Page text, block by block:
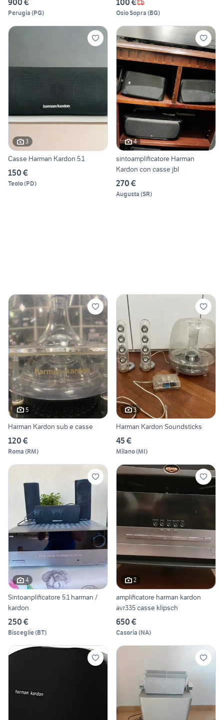
900 €
Perugia (PG)
100 €
Osio Sopra (BG)
3
Casse Harman Kardon 5.1
150 €
Teolo(PD)
4
sintoamplificatore Harman
Kardon con casse jbl
270 €
Augusta (SR)
5
Harman Kardon sub e casse
120 €
Roma (RM)
3
Harman Kardon Soundsticks
45 €
Milano(MI)
4
Sintoanplificatore 5.1 harman /
kardon
250 €
Bisceglie(BT)
2
amplificatore harman kardon
avr335 casse klipsch
650 €
Casoria (NA)